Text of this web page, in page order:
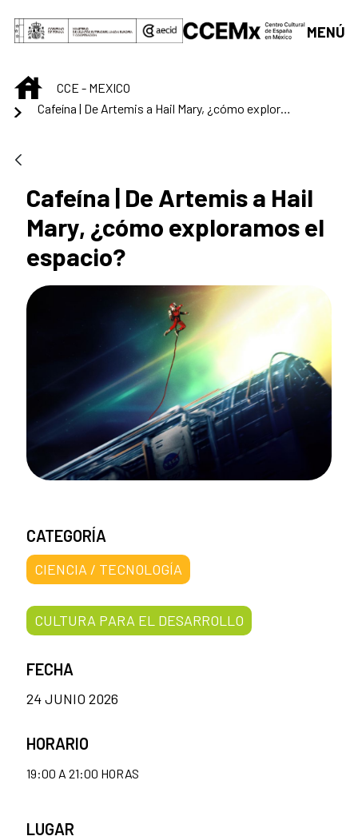
Saltar al contenido principal
MENÚ
INICIOCCE - MEXICO
Cafeína | De Artemis a Hail Mary, ¿cómo exploramos el espacio?
Cafeína | De Artemis a Hail
Mary, ¿cómo exploramos el
espacio?
CATEGORÍA
CIENCIA / TECNOLOGÍA
CULTURA PARA EL DESARROLLO
FECHA
24 JUNIO 2026
HORARIO
19:00 A 21:00 HORAS
LUGAR